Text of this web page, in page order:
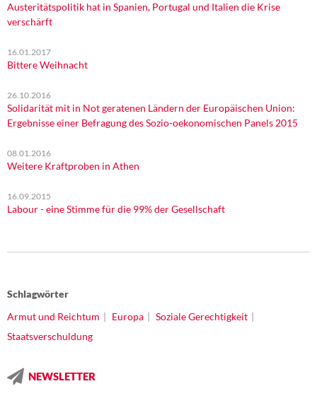
Austeritätspolitik hat in Spanien, Portugal und Italien die Krise
verschärft
16.01.2017
Bittere Weihnacht
26.10.2016
Solidarität mit in Not geratenen Ländern der Europäischen Union:
Ergebnisse einer Befragung des Sozio-oekonomischen Panels 2015
08.01.2016
Weitere Kraftproben in Athen
16.09.2015
Labour - eine Stimme für die 99% der Gesellschaft
Schlagwörter
Armut und Reichtum
Europa
Soziale Gerechtigkeit
Staatsverschuldung
NEWSLETTER